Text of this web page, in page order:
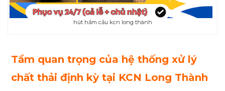
hút hầm cầu kcn long thành
Tầm quan trọng của hệ thống xử lý
chất thải định kỳ tại KCN Long Thành